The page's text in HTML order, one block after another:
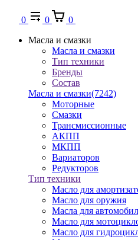
0 0
0
Масла и смазки
Масла и смазки
Тип техники
Бренды
Состав
Масла и смазки(7242)
Моторные
Смазки
Трансмиссионные
АКПП
МКПП
Вариаторов
Редукторов
Тип техники
Масло для
Масло для оружия
Масла для
Масло для
Масло для